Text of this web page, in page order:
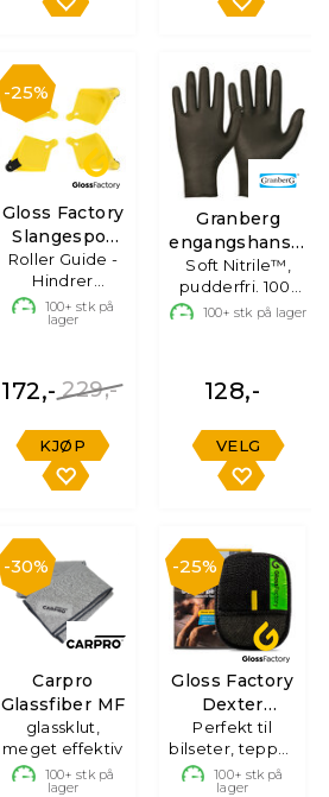
25%
Gloss Factory
Slangespor
4pk.
Roller Guide -
Hindrer
fastklemt
slange.
100+ stk på
lager
229,-
172,-
KJØP
Granberg
engangshanske
Magic Touch®
Soft Nitrile™,
pudderfri. 100-
pack
100+ stk på lager
128,-
VELG
30%
Carpro
Glassfiber MF
glassklut,
meget effektiv
100+ stk på
lager
25%
Gloss Factory
Dexter
pelsfjerner
Perfekt til
bilseter, tepper
og klær
100+ stk på
lager